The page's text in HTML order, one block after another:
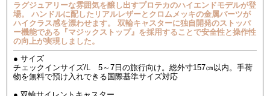
ラグジュアリーな雰囲気を醸し出すプロテカのハイエンドモデルが登
場。 ハンドルに配したリアルレザーとクロムメッキの金属パーツが
ハイクラス感を漂わせます。 双輪キャスターに独自開発のストッパ
ー機能である『マジックストップ』を採用することで安全性と操作性
の向上が実現しました。
● サイズ
チェックインサイズ/L 5～7日の旅行向け。総外寸157㎝以内。手荷
物を無料で預け入れできる国際基準サイズ対応